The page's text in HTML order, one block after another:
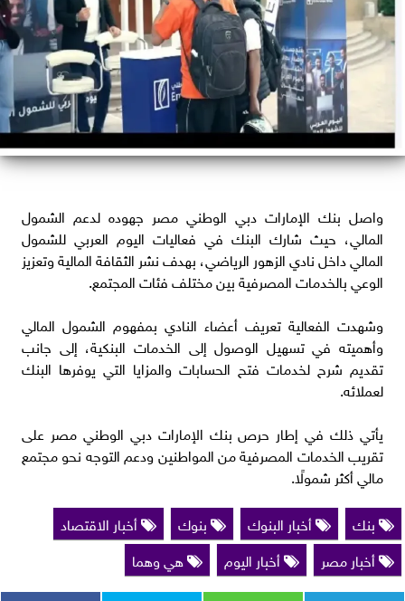
واصل بنك الإمارات دبي الوطني مصر جهوده لدعم الشمول
المالي، حيث شارك البنك في فعاليات اليوم العربي للشمول
المالي داخل نادي الزهور الرياضي، بهدف نشر الثقافة المالية وتعزيز
الوعي بالخدمات المصرفية بين مختلف فئات المجتمع.
وشهدت الفعالية تعريف أعضاء النادي بمفهوم الشمول المالي
وأهميته في تسهيل الوصول إلى الخدمات البنكية، إلى جانب
تقديم شرح لخدمات فتح الحسابات والمزايا التي يوفرها البنك
لعملائه.
يأتي ذلك في إطار حرص بنك الإمارات دبي الوطني مصر على
تقريب الخدمات المصرفية من المواطنين ودعم التوجه نحو مجتمع
مالي أكثر شمولًا.
بنك
أخبار البنوك بنوك
أخبار الاقتصاد
أخبار مصر
أخبار اليوم هي وهما